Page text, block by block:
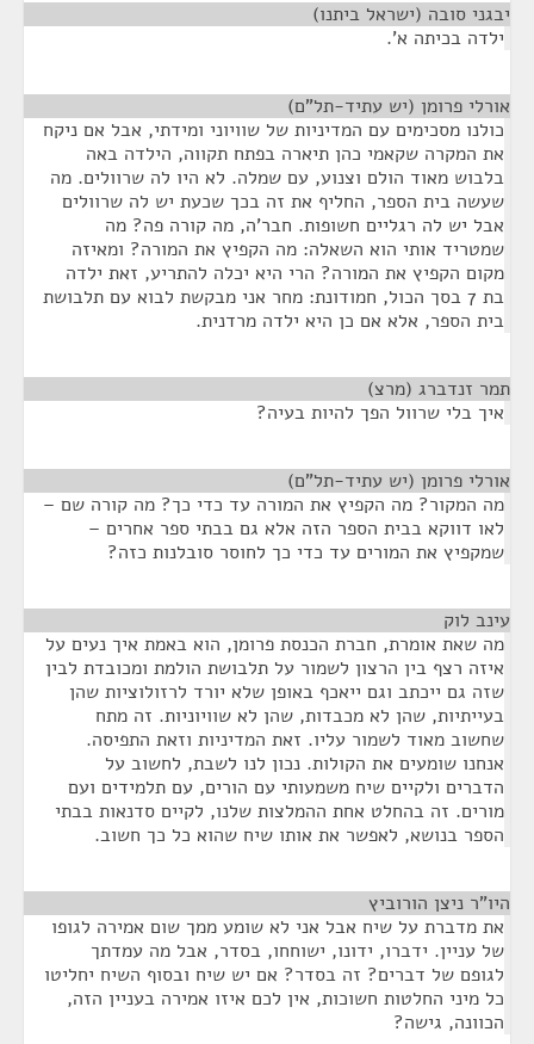
יבגני סובה (ישראל ביתנו)
ילדה בכיתה א'.
אורלי פרומן (יש עתיד-תל"ם)
כולנו מסכימים עם המדיניות של שוויוני ומידתי, אבל אם ניקח
את המקרה שקאמי כהן תיארה בפתח תקווה, הילדה באה
בלבוש מאוד הולם וצנוע, עם שמלה. לא היו לה שרוולים. מה
שעשה בית הספר, החליף את זה בכך שכעת יש לה שרוולים
אבל יש לה רגליים חשופות. חבר'ה, מה קורה פה? מה
שמטריד אותי הוא השאלה: מה הקפיץ את המורה? ומאיזה
מקום הקפיץ את המורה? הרי היא יכלה להתריע, זאת ילדה
בת 7 בסך הכול, חמודונת: מחר אני מבקשת לבוא עם תלבושת
בית הספר, אלא אם כן היא ילדה מרדנית.
תמר זנדברג (מרצ)
איך בלי שרוול הפך להיות בעיה?
אורלי פרומן (יש עתיד-תל"ם)
מה המקור? מה הקפיץ את המורה עד כדי כך? מה קורה שם –
לאו דווקא בבית הספר הזה אלא גם בבתי ספר אחרים –
שמקפיץ את המורים עד כדי כך לחוסר סובלנות כזה?
עינב לוק
מה שאת אומרת, חברת הכנסת פרומן, הוא באמת איך נעים על
איזה רצף בין הרצון לשמור על תלבושת הולמת ומכובדת לבין
שזה גם ייכתב וגם ייאכף באופן שלא יורד לרזולוציות שהן
בעייתיות, שהן לא מכבדות, שהן לא שוויוניות. זה מתח
שחשוב מאוד לשמור עליו. זאת המדיניות וזאת התפיסה.
אנחנו שומעים את הקולות. נכון לנו לשבת, לחשוב על
הדברים ולקיים שיח משמעותי עם הורים, עם תלמידים ועם
מורים. זה בהחלט אחת ההמלצות שלנו, לקיים סדנאות בבתי
הספר בנושא, לאפשר את אותו שיח שהוא כל כך חשוב.
היו"ר ניצן הורוביץ
את מדברת על שיח אבל אני לא שומע ממך שום אמירה לגופו
של עניין. ידברו, ידונו, ישוחחו, בסדר, אבל מה עמדתך
לגופם של דברים? זה בסדר? אם יש שיח ובסוף השיח יחליטו
כל מיני החלטות חשוכות, אין לכם איזו אמירה בעניין הזה,
הכוונה, גישה?